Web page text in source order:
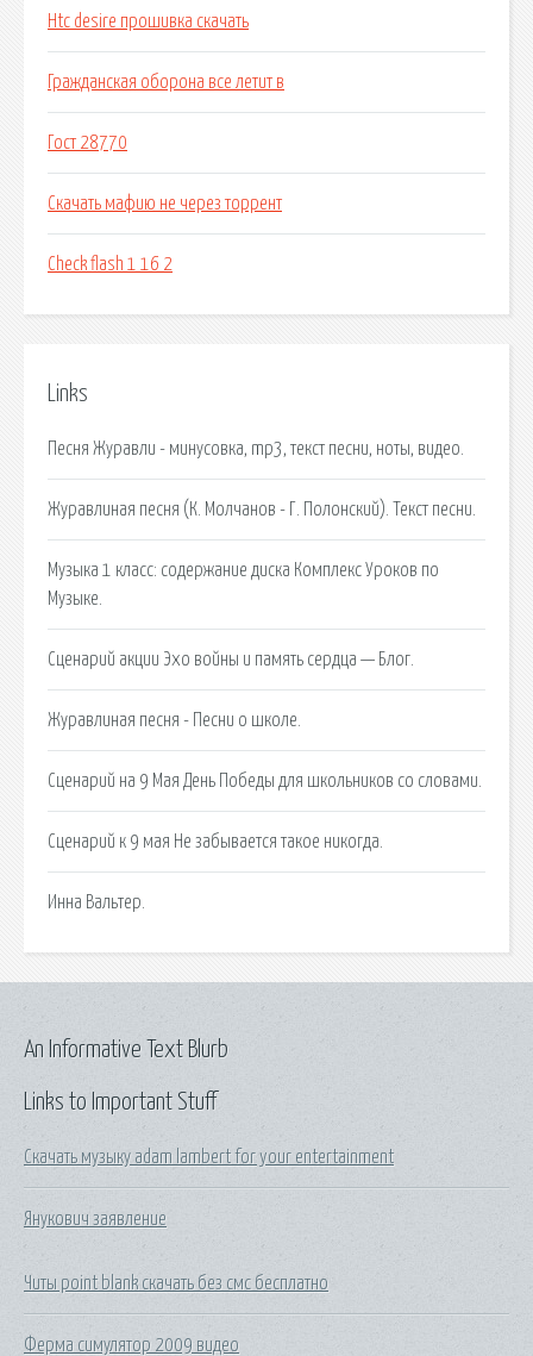
Htc desire прошивка скачать
Гражданская оборона все летит в
Гост 28770
Скачать мафию не через торрент
Check flash 1 16 2
Links
Песня Журавли - минусовка, mp3, текст песни, ноты, видео.
Журавлиная песня (К. Молчанов - Г. Полонский). Текст песни.
Музыка 1 класс: содержание диска Комплекс Уроков по
Музыке.
Сценарий акции Эхо войны и память сердца — Блог.
Журавлиная песня - Песни о школе.
Сценарий на 9 Мая День Победы для школьников со словами.
Сценарий к 9 мая Не забывается такое никогда.
Инна Вальтер.
Links to Important Stuff
Скачать музыку adam lambert for your entertainment
Янукович заявление
Читы point blank скачать без смс бесплатно
Ферма симулятор 2009 видео
An Informative Text Blurb